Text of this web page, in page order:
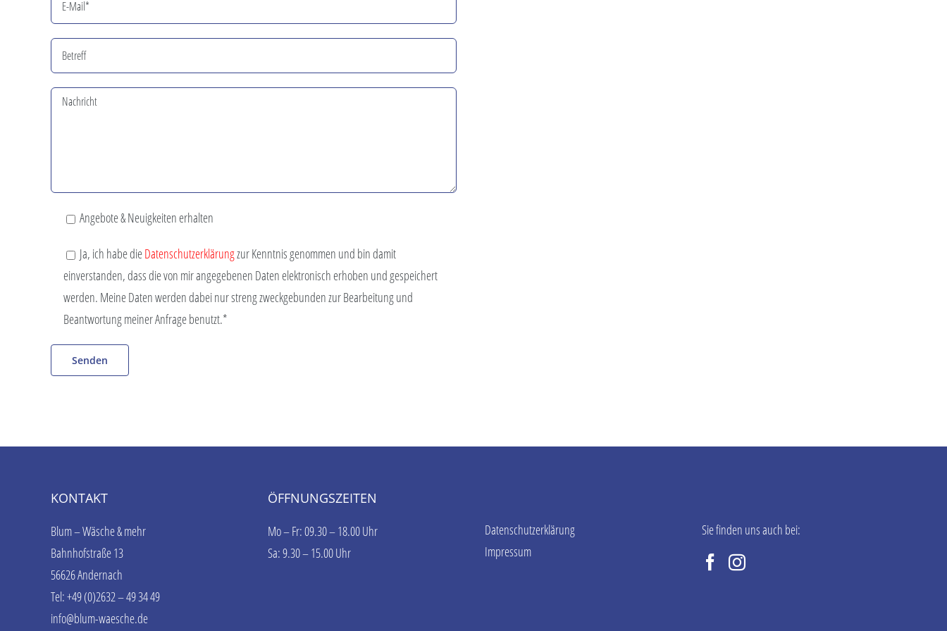
Angebote & Neuigkeiten erhalten
Ja, ich habe dieDatenschutzerklärungzur Kenntnis genommen und bin damit
einverstanden, dass die von mir angegebenen Daten elektronisch erhoben und gespeichert
werden. Meine Daten werden dabei nur streng zweckgebunden zur Bearbeitung und
Beantwortung meiner Anfrage benutzt.*
KONTAKT
Blum – Wäsche & mehr
Bahnhofstraße 13
56626 Andernach
Tel: +49 (0)2632 – 49 34 49
info@blum-waesche.de
ÖFFNUNGSZEITEN
Mo – Fr: 09.30 – 18.00 Uhr
Sa: 9.30 – 15.00 Uhr
Datenschutzerklärung
Impressum
Sie finden uns auch bei: